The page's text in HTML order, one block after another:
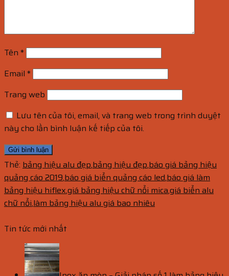
Tên *
Email *
Trang web
Lưu tên của tôi, email, và trang web trong trình duyệt
này cho lần bình luận kế tiếp của tôi.
Thẻ: bảng hiệu alu đẹp,bảng hiệu đẹp,báo giá bảng hiệu
quảng cáo 2019,báo giá biển quảng cáo led,báo giá làm
bảng hiệu hiflex,giá bảng hiệu chữ nổi mica,giá biển alu
chữ nổi,làm bảng hiệu alu giá bao nhiêu
Tin tức mới nhất